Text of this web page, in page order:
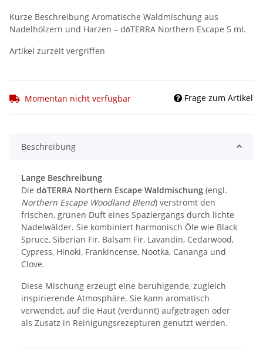
Kurze Beschreibung Aromatische Waldmischung aus
Nadelhölzern und Harzen – dōTERRA Northern Escape 5 ml.
Artikel zurzeit vergriffen
Momentan nicht verfügbar Frage zum Artikel
Beschreibung
Lange Beschreibung
Die dōTERRA Northern Escape Waldmischung (engl.
Northern Escape Woodland Blend) verströmt den
frischen, grünen Duft eines Spaziergangs durch lichte
Nadelwälder. Sie kombiniert harmonisch Öle wie Black
Spruce, Siberian Fir, Balsam Fir, Lavandin, Cedarwood,
Cypress, Hinoki, Frankincense, Nootka, Cananga und
Clove.
Diese Mischung erzeugt eine beruhigende, zugleich
inspirierende Atmosphäre. Sie kann aromatisch
verwendet, auf die Haut (verdünnt) aufgetragen oder
als Zusatz in Reinigungsrezepturen genutzt werden.